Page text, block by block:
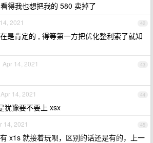
得我也想把我的 580 卖掉了
42
2021
是肯定的 , 得等第一方把优化整利索了就知
43
Apr 14, 2021
44
Apr 14, 2021
犹豫要不要上 xsx
45
14, 2021
x1s 就接着玩呗，区别的话还是有的，上一